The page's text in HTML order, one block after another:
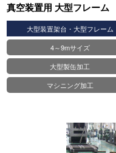
真空装置用 大型フレーム
大型装置架台・大型フレーム
4～9mサイズ
大型製缶加工
マシニング加工